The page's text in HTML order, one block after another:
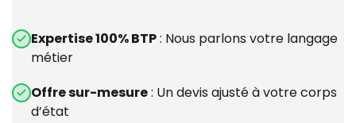
Expertise 100% BTP: Nous parlons votre langage
métier
Offre sur-mesure: Un devis ajusté à votre corps
d’état